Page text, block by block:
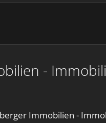
-
Immobilien -